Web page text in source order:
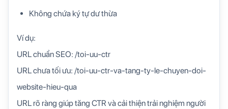
Không chứa ký tự dư thừa
Ví dụ:
URL chuẩn SEO: /toi-uu-ctr
URL chưa tối ưu: /toi-uu-ctr-va-tang-ty-le-chuyen-doi-
website-hieu-qua
URL rõ ràng giúp tăng CTR và cải thiện trải nghiệm người